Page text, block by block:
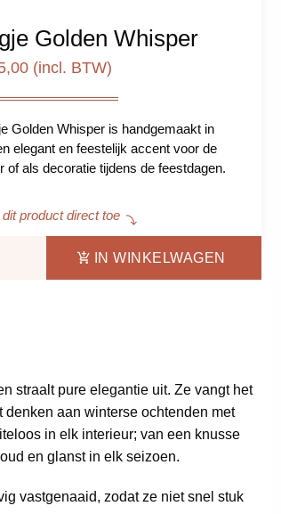
Golden Whisper
(incl. BTW)
Golden Whisper is handgemaakt in
elegant en feestelijk accent voor de
of als decoratie tijdens de feestdagen.
dit product direct toe
IN WINKELWAGEN
straalt pure elegantie uit. Ze vangt het
aan winterse ochtenden met
in elk interieur; van een knusse
en glanst in elk seizoen.
vastgenaaid, zodat ze niet snel stuk